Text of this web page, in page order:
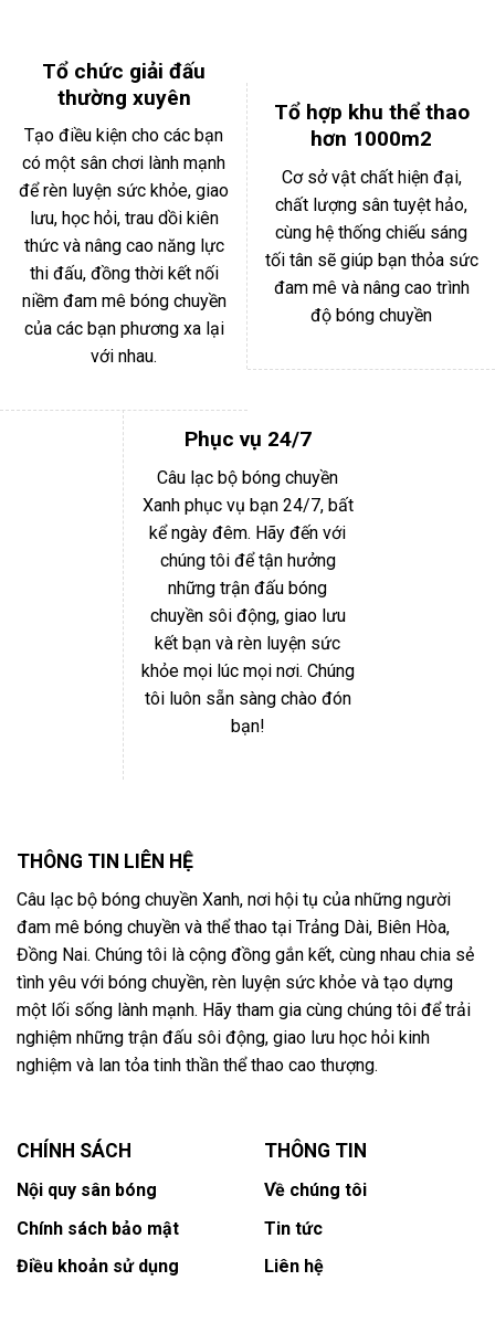
Tổ chức giải đấu
thường xuyên
Tạo điều kiện cho các bạn
có một sân chơi lành mạnh
để rèn luyện sức khỏe, giao
lưu, học hỏi, trau dồi kiên
thức và nâng cao năng lực
thi đấu, đồng thời kết nối
niềm đam mê bóng chuyền
của các bạn phương xa lại
với nhau.
Tổ hợp khu thể thao
hơn 1000m2
Cơ sở vật chất hiện đại,
chất lượng sân tuyệt hảo,
cùng hệ thống chiếu sáng
tối tân sẽ giúp bạn thỏa sức
đam mê và nâng cao trình
độ bóng chuyền
Phục vụ 24/7
Câu lạc bộ bóng chuyền
Xanh phục vụ bạn 24/7, bất
kể ngày đêm. Hãy đến với
chúng tôi để tận hưởng
những trận đấu bóng
chuyền sôi động, giao lưu
kết bạn và rèn luyện sức
khỏe mọi lúc mọi nơi. Chúng
tôi luôn sẵn sàng chào đón
bạn!
THÔNG TIN LIÊN HỆ
Câu lạc bộ bóng chuyền Xanh, nơi hội tụ của những người
đam mê bóng chuyền và thể thao tại Trảng Dài, Biên Hòa,
Đồng Nai. Chúng tôi là cộng đồng gắn kết, cùng nhau chia sẻ
tình yêu với bóng chuyền, rèn luyện sức khỏe và tạo dựng
một lối sống lành mạnh. Hãy tham gia cùng chúng tôi để trải
nghiệm những trận đấu sôi động, giao lưu học hỏi kinh
nghiệm và lan tỏa tinh thần thể thao cao thượng.
CHÍNH SÁCH
Nội quy sân bóng
Chính sách bảo mật
Điều khoản sử dụng
THÔNG TIN
Về chúng tôi
Tin tức
Liên hệ